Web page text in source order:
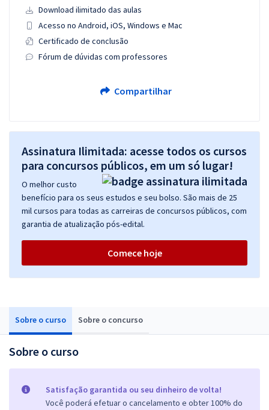
Sobre o curso Sobre o concurso
Sobre o curso
Satisfação garantida ou seu dinheiro de volta!
Você poderá efetuar o cancelamento e obter 100% do
Download ilimitado das aulas
Acesso no Android, iOS, Windows e Mac
Certificado de conclusão
Fórum de dúvidas com professores
Compartilhar
Assinatura Ilimitada: acesse todos os cursos
para concursos públicos, em um só lugar!
O melhor custo
benefício para os seus estudos e seu bolso. São mais de 25
mil cursos para todas as carreiras de concursos públicos, com
garantia de atualização pós-edital.
Comece hoje